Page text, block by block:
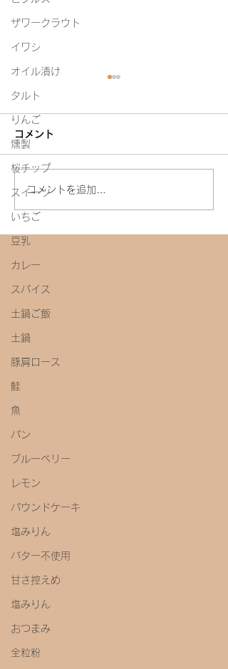
ザワークラウト
イワシ
オイル漬け
タルト
りんご
燻製
桜チップ
スイーツ
いちご
豆乳
カレー
スパイス
土鍋ご飯
土鍋
豚肩ロース
鮭
魚
パン
ブルーベリー
レモン
パウンドケーキ
塩みりん
バター不使用
甘さ控えめ
塩みりん
おつまみ
全粒粉
今年初めての味噌教室
コメント
コメントを追加…